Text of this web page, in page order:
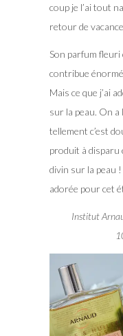
coup je l’ai tout
retour de
Son parfum
contribue
Mais ce que j’ai
sur la peau. On a
tellement c’est
produit à disparu
divin sur la peau
adorée pour cet
Institut